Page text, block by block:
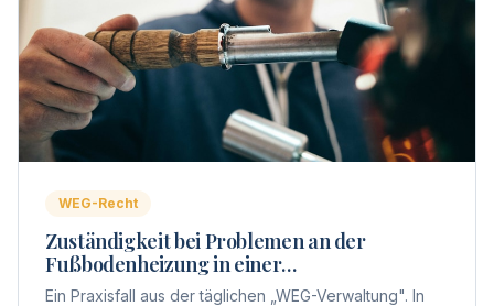
WEG-Recht
Zuständigkeit bei Problemen an der
Fußbodenheizung in einer
Wohnungseigentümergemeinschaft
Ein Praxisfall aus der täglichen „WEG-Verwaltung". In